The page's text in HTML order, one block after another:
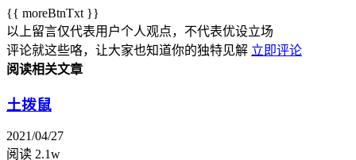
{{ moreBtnTxt }}
以上留言仅代表用户个人观点，不代表优设立场
评论就这些咯，让大家也知道你的独特见解 立即评论
阅读相关文章
土拨鼠
2021/04/27
阅读 2.1w